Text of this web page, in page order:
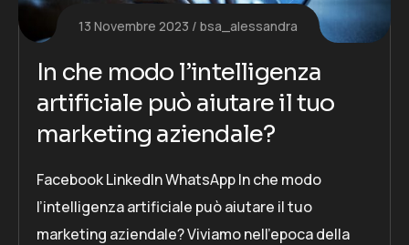
13 Novembre 2023 bsa_alessandra
In che modo l’intelligenza
artificiale può aiutare il tuo
marketing aziendale?
Facebook LinkedIn WhatsApp In che modo
l’intelligenza artificiale può aiutare il tuo
marketing aziendale? Viviamo nell’epoca della